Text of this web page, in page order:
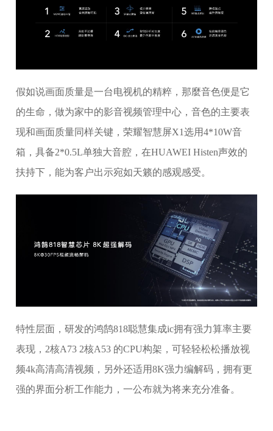
假如说画面质量是一台电视机的精粹，那麼音色便是它
的生命，做为家中的影音视频管理中心，音色的主要表
现和画面质量同样关键，荣耀智慧屏X1选用4*10W音
箱，具备2*0.5L单独大音腔，在HUAWEI Histen声效的
扶持下，能为客户出示宛如天籁的感观感受。
特性层面，研发的鸿鹄818聪慧集成ic拥有强力算率主要
表现，2核A73 2核A53 的CPU构架，可轻轻松松播放视
频4k高清高清视频，另外还适用8K强力编解码，拥有更
强的界面分析工作能力，一公布就为将来充分准备。